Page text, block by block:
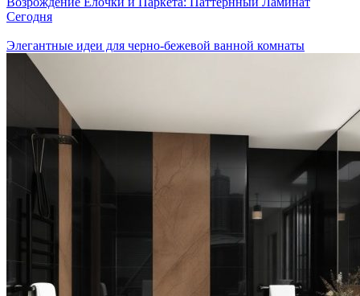
Сегодня
Элегантные идеи для черно-бежевой ванной комнаты